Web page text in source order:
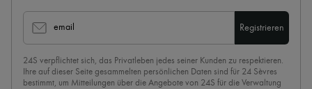
email Registrieren
24S verpflichtet sich, das Privatleben jedes seiner Kunden zu respektieren.
Ihre auf dieser Seite gesammelten persönlichen Daten sind für 24 Sèvres
bestimmt, um Mitteilungen über die Angebote von 24S für die Verwaltung